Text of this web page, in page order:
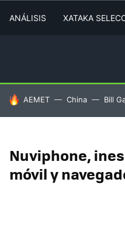
ANÁLISIS XATAKA
HOY SE HABLA DE
AEMET China Bill
Nuviphone,
móvil y